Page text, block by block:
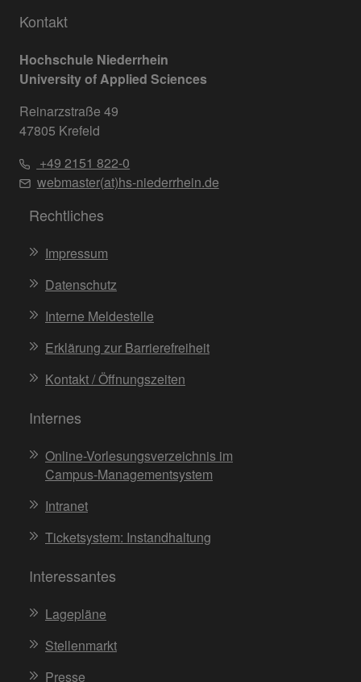
Kontakt
Hochschule Niederrhein
University of Applied Sciences
Reinarzstraße 49
47805 Krefeld
+49 2151 822-0
webmaster(at)hs-niederrhein.de
Rechtliches
Impressum
Datenschutz
Interne Meldestelle
Erklärung zur Barrierefreiheit
Kontakt / Öffnungszeiten
Internes
Online-Vorlesungsverzeichnis im
Campus-Managementsystem
Intranet
Ticketsystem: Instandhaltung
Interessantes
Lagepläne
Stellenmarkt
Presse